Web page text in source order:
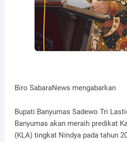
Biro SabaraNews mengabarkan
Bupati Banyumas Sadewo Tri
Banyumas akan meraih predikat
(KLA) tingkat Nindya pada tahun